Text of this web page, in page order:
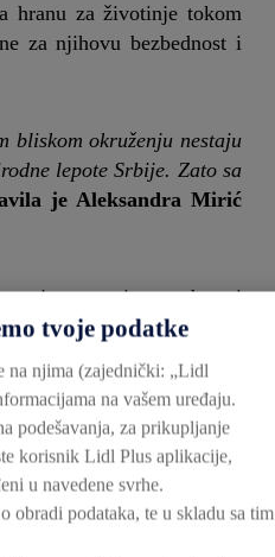
hranu za životinje tokom
za njihovu bezbednost i
bliskom okruženju nestaju
lepote Srbije. Zato sa
je Aleksandra Mirić
a njegova primena donosi
jezera omogućila
orhideja, sibirske
efikasni „upijači“
staništa čuva se i
i nesvakidašnju
i razvoj postojećih
tvoje podatke
na njima (zajednički: „Lidl
na vašem uređaju.
podešavanja, za prikupljanje
korisnik Lidl Plus aplikacije,
u navedene svrhe.
obradi podataka, te u skladu sa tim